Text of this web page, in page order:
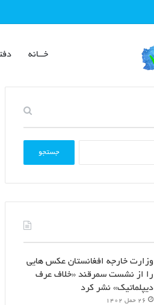
خــانه
وزارت خارجه افغانستان عکس هایی
را از نشست سمرقند «خلاف عرف
دیپلماتیک» نشر کرد
۲۶ حمل ۱۴۰۲